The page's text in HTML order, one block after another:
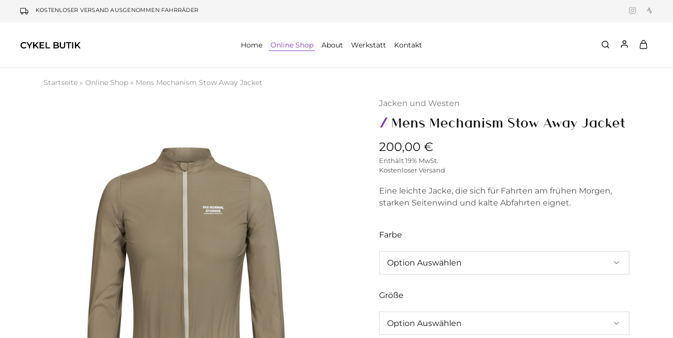
KOSTENLOSER VERSAND AUSGENOMMEN FAHRRÄDER
Cykel
Home Online Shop About Werkstatt Kontakt
Startseite » Online Shop » Mens Mechanism Stow Away Jacket
Jacken und Westen
Mens Mechanism Stow Away Jacket
200,00 €
Enthält 19% MwSt.
Kostenloser Versand
Eine leichte Jacke, die sich für Fahrten am frühen Morgen,
starken Seitenwind und kalte Abfahrten eignet.
Farbe
Größe